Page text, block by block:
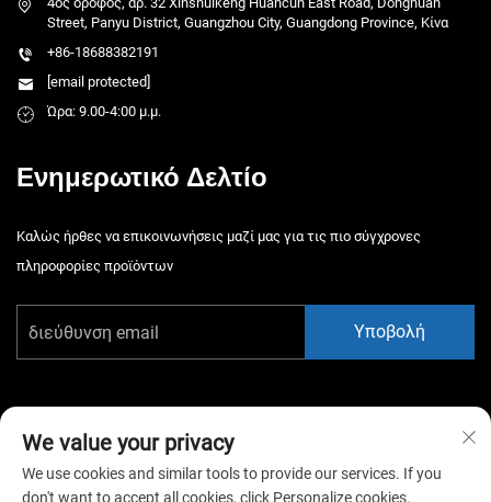
Street, Panyu District, Guangzhou City, Guangdong Province, Κίνα
+86-18688382191
[email protected]
Ώρα: 9.00-4:00 μ.μ.
Ενημερωτικό Δελτίο
Καλώς ήρθες να επικοινωνήσεις μαζί μας για τις πιο σύγχρονες
πληροφορίες προϊόντων
Υποβολή
Πνευματικά δικαιώματα © 2026 China Guangzhou Xiaotongyao
We value your privacy
We use cookies and similar tools to provide our services. If you
don't want to accept all cookies, click Personalize cookies.